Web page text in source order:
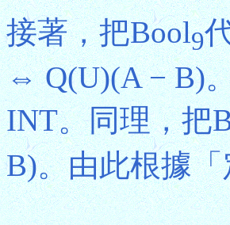
接著，把Bool9
⇔ Q(U)(A − B)
INT。同理，把
B)。由此根據